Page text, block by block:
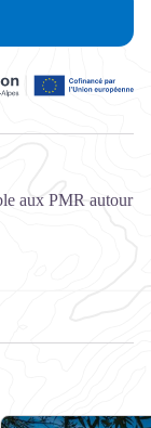
aux PMR autour